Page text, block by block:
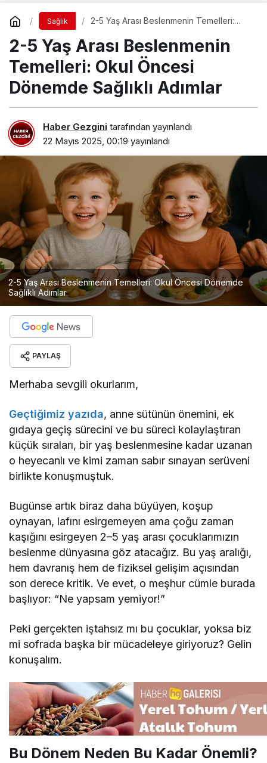
Sağlık
2-5 Yaş Arası Beslenmenin Temelleri:
2-5 Yaş Arası Beslenmenin
Temelleri: Okul Öncesi
Dönemde Sağlıklı Adımlar
Haber Gezgini tarafından yayınlandı
22 Mayıs 2025, 00:19 yayınlandı
2-5 Yaş Arası Beslenmenin Temelleri: Okul Öncesi Dönemde
Sağlıklı Adımlar
PAYLAŞ
Merhaba sevgili okurlarım,
Geçtiğimiz yazıda, anne sütünün önemini, ek
gıdaya geçiş sürecini ve bu süreci kolaylaştıran
küçük sıraları, bir yaş beslenmesine kadar uzanan
o heyecanlı ve kimi zaman sabır sınayan serüveni
birlikte konuşmuştuk.
Bugünse artık biraz daha büyüyen, koşup
oynayan, lafını esirgemeyen ama çoğu zaman
kaşığını esirgeyen 2–5 yaş arası çocuklarımızın
beslenme dünyasına göz atacağız. Bu yaş aralığı,
hem davranış hem de fiziksel gelişim açısından
son derece kritik. Ve evet, o meşhur cümle burada
başlıyor: “Ne yapsam yemiyor!”
Peki gerçekten iştahsız mı bu çocuklar, yoksa biz
mi sofrada başka bir mücadeleye giriyoruz? Gelin
konuşalım.
Bu Dönem Neden Bu Kadar Önemli?